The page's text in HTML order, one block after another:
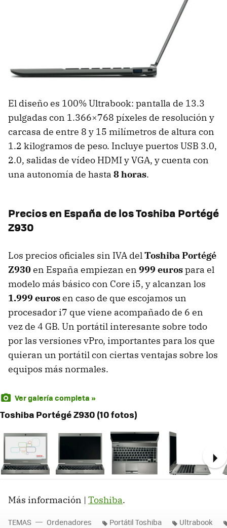
El diseño es 100% Ultrabook: pantalla de 13.3
pulgadas con 1.366×768 píxeles de resolución y
carcasa de entre 8 y 15 milímetros de altura con
1.2 kilogramos de peso. Incluye puertos USB 3.0,
2.0, salidas de vídeo HDMIyVGA, y cuenta con
una autonomía de hasta 8 horas.
Precios en España de los Toshiba Portégé
Z930
Los precios oficiales sin IVA delToshiba Portégé
Z930en España empiezan en 999 eurospara el
modelo más básico con Core i5, y alcanzan los
1.999 eurosen caso de que escojamos un
procesador i7 que viene acompañado de 6 en
vez de 4 GB. Un portátil interesante sobre todo
por las versiones vPro, importantes para los que
quieran un portátil con ciertas ventajas sobre los
equipos más normales.
Ver galería completa »
Toshiba Portégé Z930 (10 fotos)
Más información | Toshiba.
TEMAS Ordenadores Portátil Toshiba Ultrabook